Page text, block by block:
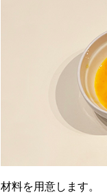
材料を用意します。